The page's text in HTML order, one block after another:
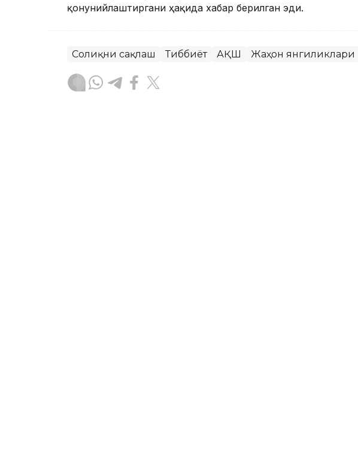
қонунийлаштиргани ҳақида хабар берилган эди.
Соғлиқни сақлаш Тиббиёт АҚШ Жаҳон янгиликлари